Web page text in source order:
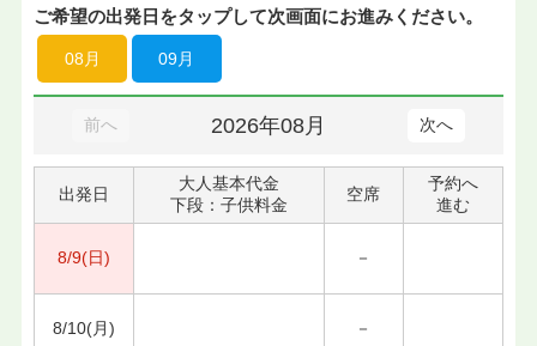
ご希望の出発日をタップして次画面にお進みください。
08月 09月
前へ 2026年08月 次へ
出発日
大人基本代金
下段：子供料金
空席
予約へ
進む
8/9(日) －
8/10(月) －